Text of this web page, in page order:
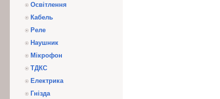
Освітлення
Кабель
Реле
Наушник
Мікрофон
ТДКС
Електрика
Гнізда